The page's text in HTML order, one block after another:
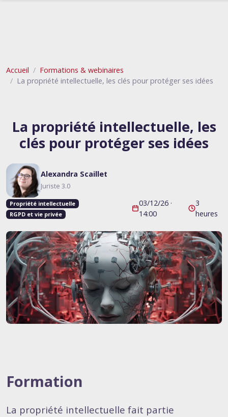
Accueil
Formations & webinaires
La propriété intellectuelle, les clés pour protéger ses idées
La propriété intellectuelle, les
clés pour protéger ses idées
Alexandra Scaillet
Juriste 3.0
Propriété intellectuelle
RGPD et vie privée
03/12/26 ·
14:00
3
heures
Formation
La propriété intellectuelle fait partie